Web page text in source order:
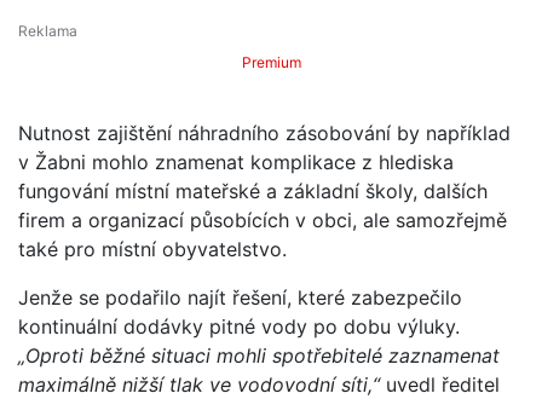
Premium
Nutnost zajištění náhradního zásobování by například
v Žabni mohlo znamenat komplikace z hlediska
fungování místní mateřské a základní školy, dalších
firem a organizací působících v obci, ale samozřejmě
také pro místní obyvatelstvo.
Jenže se podařilo najít řešení, které zabezpečilo
kontinuální dodávky pitné vody po dobu výluky.
„Oproti běžné situaci mohli spotřebitelé zaznamenat
maximálně nižší tlak ve vodovodní síti,“uvedl ředitel